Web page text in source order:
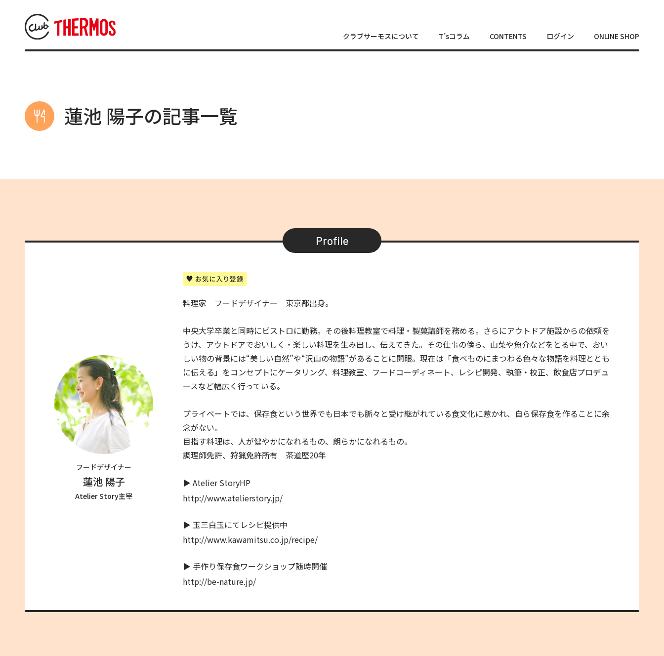
クラブサーモスについて T’sコラム CONTENTS ログイン ONLINE SHOP
蓮池 陽子の記事一覧
Profile
フードデザイナー
蓮池 陽子
Atelier Story主宰
料理家 フードデザイナー 東京都出身。
中央大学卒業と同時にビストロに勤務。その後料理教室で料理・製菓講師を務める。さらにアウトドア施設からの依頼を
うけ、アウトドアでおいしく・楽しい料理を生み出し、伝えてきた。その仕事の傍ら、山菜や魚介などをとる中で、おい
しい物の背景には“美しい自然”や“沢山の物語”があることに開眼。現在は「食べものにまつわる色々な物語を料理ととも
に伝える」をコンセプトにケータリング、料理教室、フードコーディネート、レシピ開発、執筆・校正、飲食店プロデュ
ースなど幅広く行っている。
プライベートでは、保存食という世界でも日本でも脈々と受け継がれている食文化に惹かれ、自ら保存食を作ることに余
念がない。
目指す料理は、人が健やかになれるもの、朗らかになれるもの。
調理師免許、狩猟免許所有 茶道歴20年
▶ Atelier StoryHP
http://www.atelierstory.jp/
▶ 玉三白玉にてレシピ提供中
http://www.kawamitsu.co.jp/recipe/
▶ 手作り保存食ワークショップ随時開催
http://be-nature.jp/